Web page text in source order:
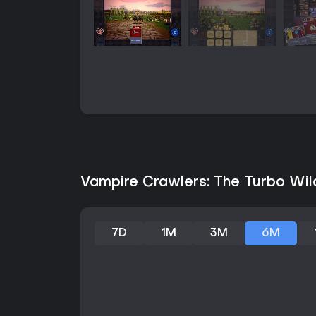
Vampire Crawlers: The Turbo
7D 1M 3M 6M